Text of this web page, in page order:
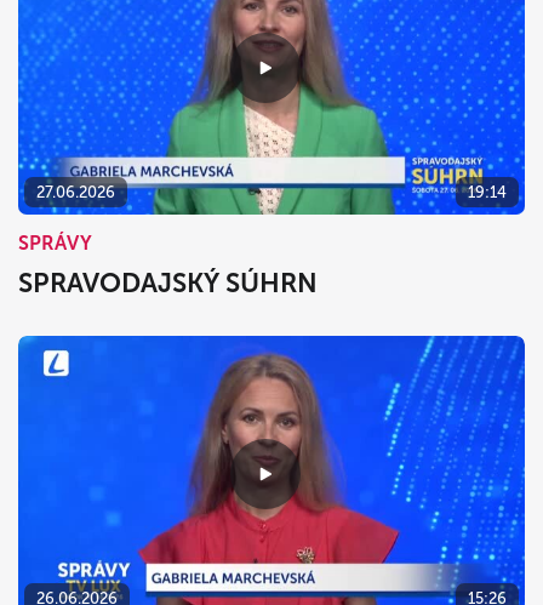
27.06.2026 19:14
SPRÁVY
SPRAVODAJSKÝ SÚHRN
26.06.2026 15:26